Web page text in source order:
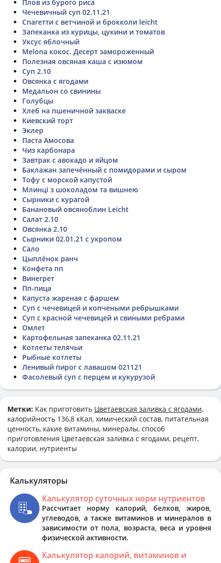
Плов из бурого риса
Чечевичный суп 02.11.21
Спагетти с ветчиной и брокколи leicht
Запеканка из курицы, цукини и томатов
Уксус яблочный
Melona кокос. Десерт замороженный
Полезная овсяная каша с изюмом
Суп 2.10
Овсянка с ягодами
Медальон со свинины
Голубцы
Хлеб на пшеничной закваске
Киевский торт
Эклер
Паста Амосова
Чиз карбонара
Завтрак с авокадо и яйцом
Баклажан запечённый с помидорами и сыром
Тофу с морской капустой
Млинці з шоколадом та вишнею
Сырники с курагой
Банановый овсяноблин Leicht
Салат 2.10
Овсянка 2.10
Сырники 02.01.21 с укропом
Сало
Цыплёнок ранч
Конфета пп
Винегрет
Пп-пица
Капуста жареная с фаршем
Суп с чечевицей и копчеными ребрышками
Суп с красной чечевицей и свиными ребрами
Омлет
Картофельная запеканка 02.11.21
Котлеты телячьи
Рыбные котлеты
Ленивый пирог с лавашом 021121
Фасолевый суп с перцем и кукурузой
Метки: Как приготовить Цветаевская заливка с ягодами,
калорийность 136,8 кКал, химический состав, питательная
ценность, какие витамины, минералы, способ
приготовления Цветаевская заливка с ягодами, рецепт,
калории, нутриенты
Калькуляторы
Калькулятор суточных норм нутриентов
Рассчитает норму калорий, белков, жиров,
углеводов, а также витаминов и минералов в
зависимости от пола, возраста, веса и уровня
физической активности.
Калькулятор калорий, витаминов и